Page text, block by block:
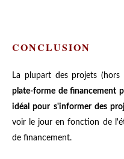
CONCLUSION
La plupart des projets (hors
plate-forme de financement
idéal pour s'informer des
voir le jour en fonction de
de financement.